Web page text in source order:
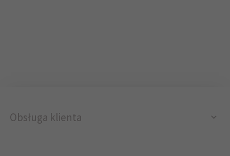
Obsługa klienta